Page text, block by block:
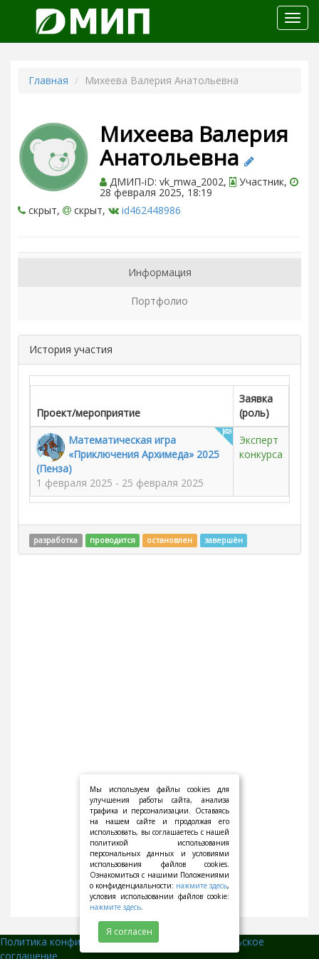
меню
Главная Михеева Валерия Анатольевна
Михеева Валерия
Анатольевна
ДМИП-iD: vk_mwa_2002, Участник,
28 февраля 2025, 18:19
скрыт,
скрыт, id462448986
Информация
Портфолио
История участия
Проект/мероприятие
Заявка
(роль)
Математическая игра
«Приключения Архимеда» 2025
(Пенза)
1 февраля 2025 - 25 февраля 2025
Эксперт
конкурса
разработка проводится остановлен завершён
Политика конфиденциальности||
Пользовательское
соглашение
Мы используем файлы cookies для
улучшения работы сайта, анализа
трафика и персонализации. Оставаясь
на нашем сайте и продолжая его
использовать, вы соглашаетесь с нашей
политикой использования
персональных данных и условиями
использования файлов cookies.
Ознакомиться с нашими Положениями
о конфиденциальности: нажмите здесь,
условия использовании файлов cookie:
нажмите здесь.
Я согласен